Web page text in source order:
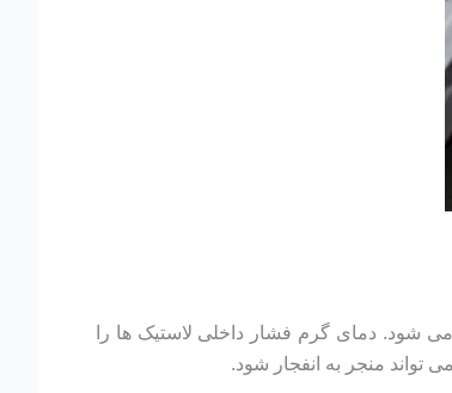
شود. دمای گرم فشار داخلی لاستیک ها را
منجر به انفجار شود.